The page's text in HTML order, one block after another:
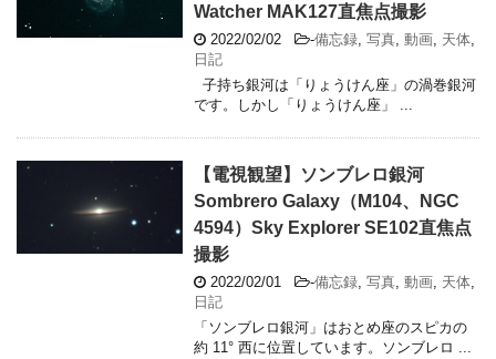
Watcher MAK127直焦点撮影
2022/02/02 -備忘録 写真 動画 天体
日記
子持ち銀河は「りょうけん座」の渦巻銀河
です。しかし「りょうけん座」 ...
【電視観望】ソンブレロ銀河
Sombrero Galaxy（M104、NGC
4594）Sky Explorer SE102直焦点
撮影
2022/02/01 -備忘録 写真 動画 天体
日記
「ソンブレロ銀河」はおとめ座のスピカの
約 11° 西に位置しています。ソンブレロ ...